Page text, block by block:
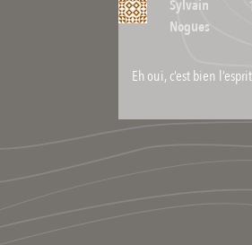
Sylvain
Nogues
Eh oui, c’est bien